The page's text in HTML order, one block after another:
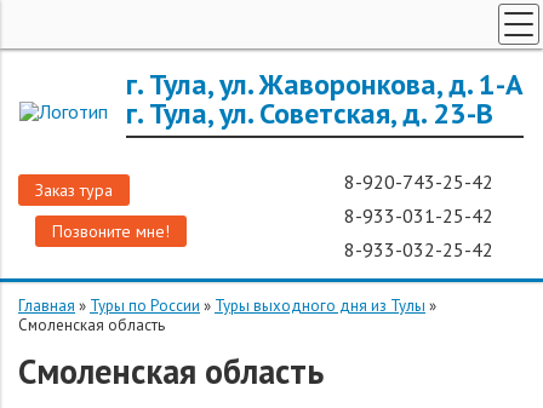
г. Тула, ул. Жаворонкова, д. 1-А
г. Тула, ул. Советская, д. 23-В
Заказ тура
Позвоните мне!
8-920-743-25-42
8-933-031-25-42
8-933-032-25-42
ЗАРУБЕЖНЫЕ ТУРЫ
О КОМПАНИИ
Главная » Туры по России » Туры выходного дня из Тулы »
Смоленская область
Смоленская область